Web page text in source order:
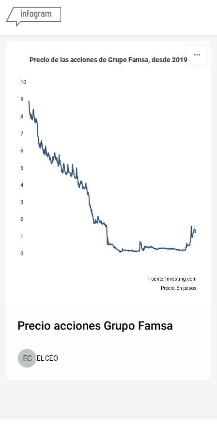
Precio de las acciones de Grupo Famsa, desde 2019
0
1
2
3
4
5
6
7
8
9
10
Fuente: Investing.com
Precio: En pesos
Precio acciones Grupo Famsa
EL CEO